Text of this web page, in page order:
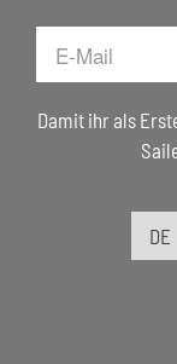
Damit ihr als
DE